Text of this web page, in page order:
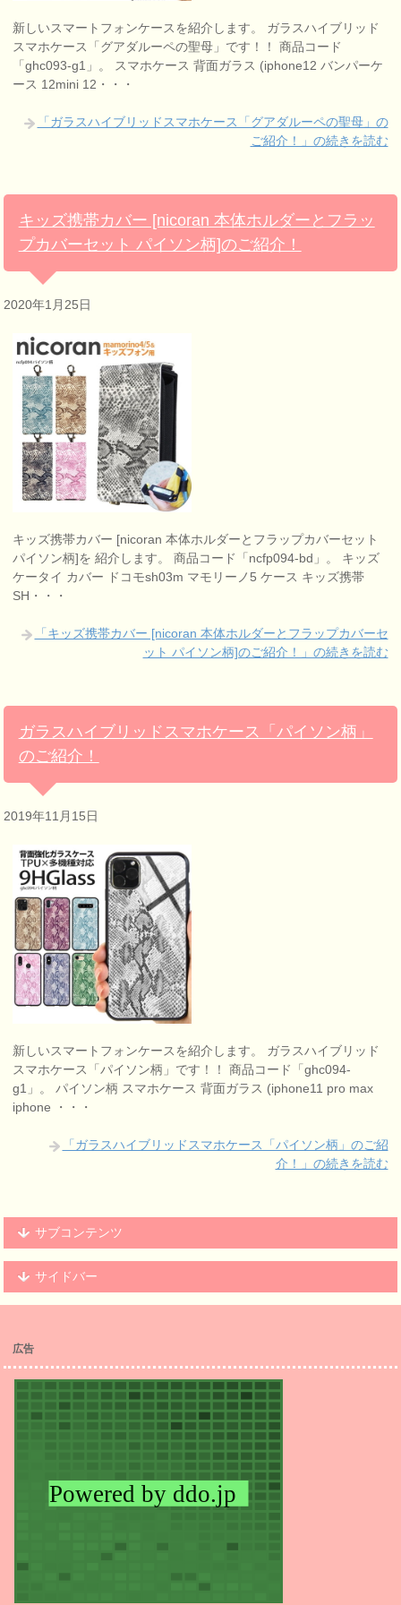
新しいスマートフォンケースを紹介します。 ガラスハイブリッド
スマホケース「グアダルーペの聖母」です！！ 商品コード
「ghc093-g1」。 スマホケース 背面ガラス (iphone12 バンパーケ
ース 12mini 12・・・
「ガラスハイブリッドスマホケース「グアダルーペの聖母」の
ご紹介！」の続きを読む
キッズ携帯カバー [nicoran 本体ホルダーとフラッ
プカバーセット パイソン柄]のご紹介！
2020年1月25日
キッズ携帯カバー [nicoran 本体ホルダーとフラップカバーセット
パイソン柄]を 紹介します。 商品コード「ncfp094-bd」。 キッズ
ケータイ カバー ドコモsh03m マモリーノ5 ケース キッズ携帯
SH・・・
「キッズ携帯カバー [nicoran 本体ホルダーとフラップカバーセ
ット パイソン柄]のご紹介！」の続きを読む
ガラスハイブリッドスマホケース「パイソン柄」
のご紹介！
2019年11月15日
新しいスマートフォンケースを紹介します。 ガラスハイブリッド
スマホケース「パイソン柄」です！！ 商品コード「ghc094-
g1」。 パイソン柄 スマホケース 背面ガラス (iphone11 pro max
iphone ・・・
「ガラスハイブリッドスマホケース「パイソン柄」のご紹
介！」の続きを読む
サブコンテンツ
サイドバー
広告